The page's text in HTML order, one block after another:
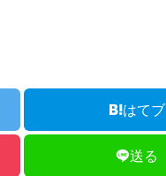
はてブ
送る